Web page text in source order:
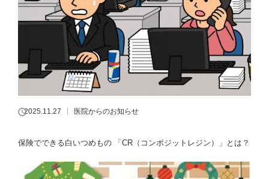
2025.11.27 医院からのお知らせ
保険でできる白いつめもの 「CR（コンポジットレジン）」とは？